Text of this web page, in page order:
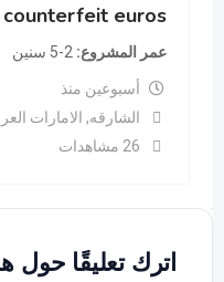
counterfeit euros
عمر المشروع 2-5 سنين
أسبوعين منذ
الشارقه, الامارات
26 مشاهدات
اترك تعليقًا حول